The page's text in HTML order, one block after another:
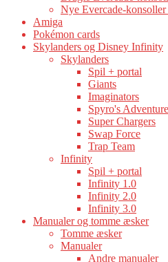
Nye Evercade-
Amiga
Pokémon cards
Skylanders og Disney Infinity
Skylanders
Spil + portal
Giants
Imaginators
Spyro's Adventure
Super Chargers
Swap Force
Trap Team
Infinity
Spil + portal
Infinity 1.0
Infinity 2.0
Infinity 3.0
Manualer og tomme æsker
Tomme æsker
Manualer
Andre manualer